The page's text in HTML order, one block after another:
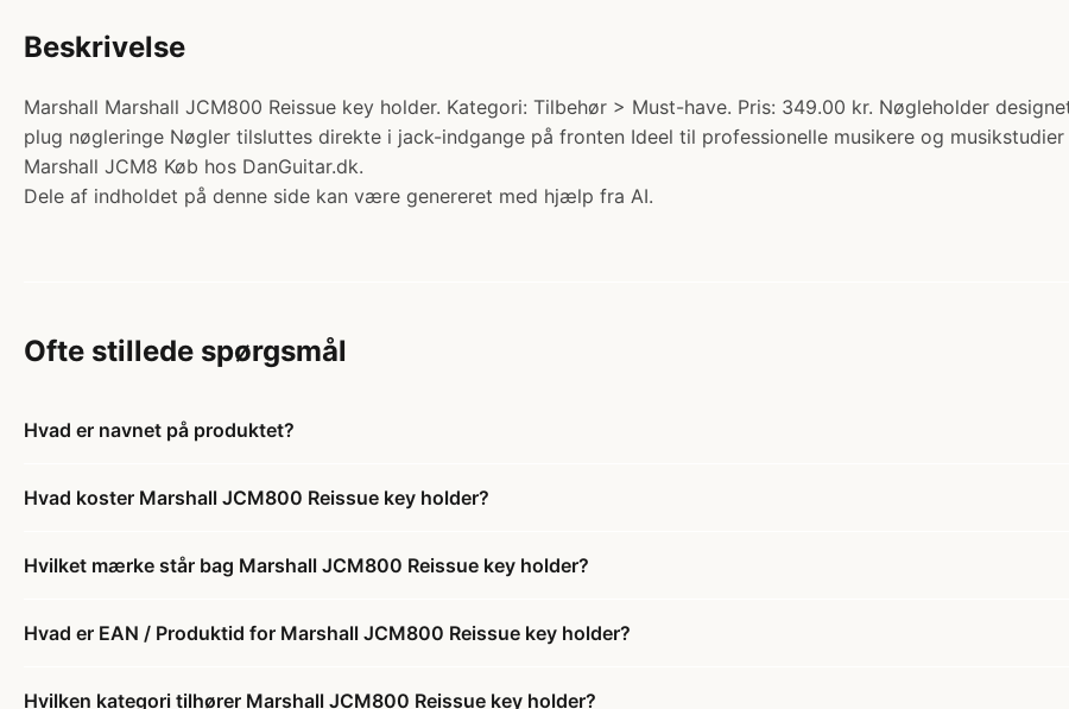
Beskrivelse
Marshall Marshall JCM800 Reissue key holder. Kategori: Tilbehør > Must-have. Pris: 349.00 kr. Nøgleholder
plug nøgleringe Nøgler tilsluttes direkte i jack-indgange på fronten Ideel til professionelle musikere og
Marshall JCM8 Køb hos DanGuitar.dk.
Dele af indholdet på denne side kan være genereret med hjælp fra AI.
Ofte stillede spørgsmål
Hvad er navnet på produktet?
Hvad koster Marshall JCM800 Reissue key holder?
Hvilket mærke står bag Marshall JCM800 Reissue key holder?
Hvad er EAN / Produktid for Marshall JCM800 Reissue key holder?
Hvilken kategori tilhører Marshall JCM800 Reissue key holder?